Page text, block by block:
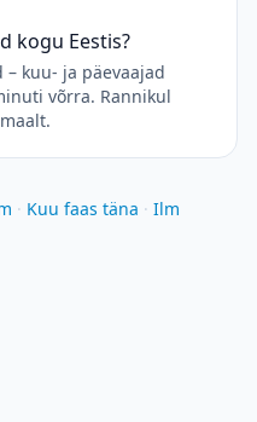
kogu Eestis?
kuu- ja päevaajad
võrra. Rannikul
· Kuu faas täna · Ilm